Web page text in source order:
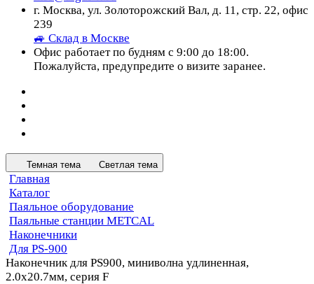
г. Москва, ул. Золоторожский Вал, д. 11, стр. 22, офис
239
🚙 Склад в Москве
Офис работает по будням с 9:00 до 18:00.
Пожалуйста, предупредите о визите заранее.
Темная тема Светлая тема
Главная
Каталог
Паяльное оборудование
Паяльные станции METCAL
Наконечники
Для PS-900
Наконечник для PS900, миниволна удлиненная,
2.0х20.7мм, серия F